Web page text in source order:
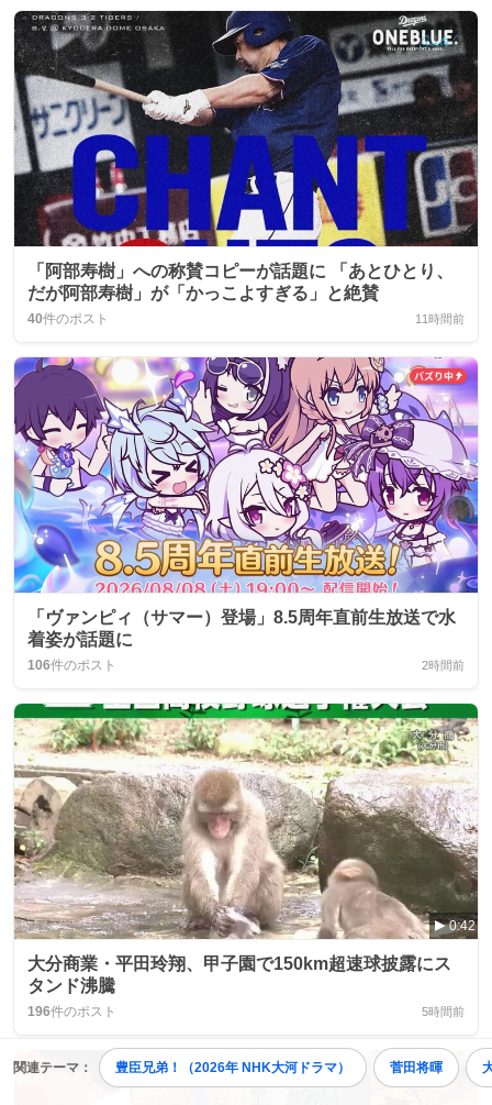
関連テーマ： 豊臣兄弟！（2026年 NHK大河ドラマ） 菅田将暉
「阿部寿樹」への称賛コピーが話題に 「あとひとり、
だが阿部寿樹」が「かっこよすぎる」と絶賛
40件のポスト 11時間前
「ヴァンピィ（サマー）登場」8.5周年直前生放送で水
着姿が話題に
106件のポスト 2時間前
0:42
大分商業・平田玲翔、甲子園で150km超速球披露にス
タンド沸騰
196件のポスト 5時間前